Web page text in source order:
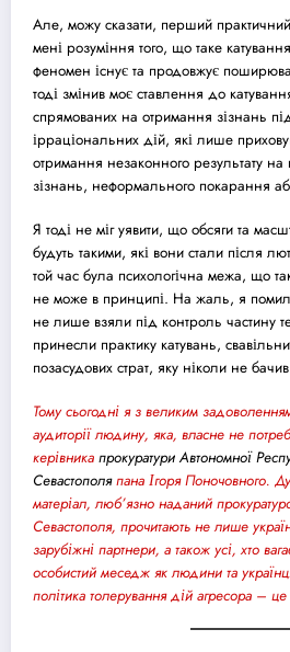
Але, можу сказати, перший
мені розуміння того, що таке
феномен існує та продовжує
тоді змінив моє ставлення до
спрямованих на отримання зізнань
ірраціональних дій, які лише
отримання незаконного результату на
зізнань, неформального покарання
Я тоді не міг уявити, що обсяги та
будуть такими, які вони стали після
той час була психологічна межа, що
не може в принципі. На жаль, я
не лише взяли під контроль частину
принесли практику катувань,
позасудових страт, яку ніколи не
Тому сьогодні я з великим
аудиторії людину, яка, власне не
керівника прокуратури Автономної
Севастополяпана Ігоря Поночовного.
матеріал, люб’язно наданий
Севастополя, прочитають не лише
зарубіжні партнери, а також усі, хто
особистий меседж як людини та
політика толерування дій агресора –